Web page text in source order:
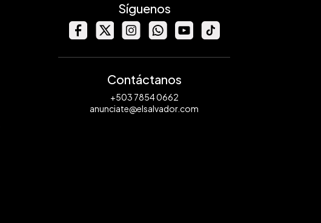
Síguenos
Contáctanos
+503 7854 0662
anunciate@elsalvador.com